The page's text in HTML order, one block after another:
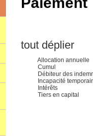
tout déplier
Allocation annuelle
Cumul
Débiteur des
Incapacité
Intérêts
Tiers en capital